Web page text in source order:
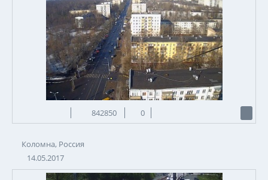
842850 0
Коломна, Россия
14.05.2017